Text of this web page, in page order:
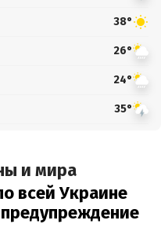
38°
26°
24°
35°
и мира
всей Украине